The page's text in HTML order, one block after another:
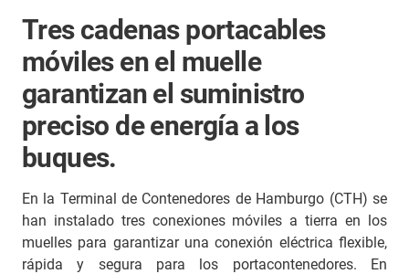
Tres cadenas portacables
móviles en el muelle
garantizan el suministro
preciso de energía a los
buques.
En la Terminal de Contenedores de Hamburgo (CTH) se
han instalado tres conexiones móviles a tierra en los
muelles para garantizar una conexión eléctrica flexible,
rápida y segura para los portacontenedores. En